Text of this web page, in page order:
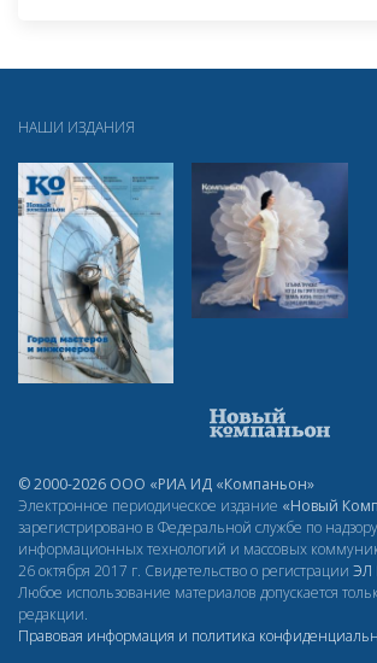
НАШИ ИЗДАНИЯ
© 2000-2026 ООО «РИА ИД «Компаньон»
Электронное периодическое издание «Новый
зарегистрировано в Федеральной службе по
информационных технологий и массовых
26 октября 2017 г. Свидетельство о регистрации ЭЛ
Любое использование материалов допускается
редакции.
Правовая информация и политика